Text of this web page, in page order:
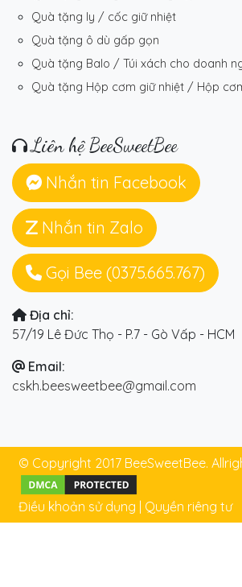
Quà tặng ly / cốc giữ nhiệt
Quà tặng ô dù gấp gọn
Quà tặng Balo / Túi xách cho doanh
Quà tặng Hộp cơm giữ nhiệt / Hộp
Liên hệ BeeSweetBee
Nhắn tin Facebook
Nhắn tin Zalo
Gọi Bee (0375.665.767)
Địa chỉ:
57/19 Lê Đức Thọ - P.7 - Gò Vấp - HCM
Email:
cskh.beesweetbee@gmail.com
© Copyright 2017 BeeSweetBee.
Điều khoản sử dụng | Quyền riêng tư